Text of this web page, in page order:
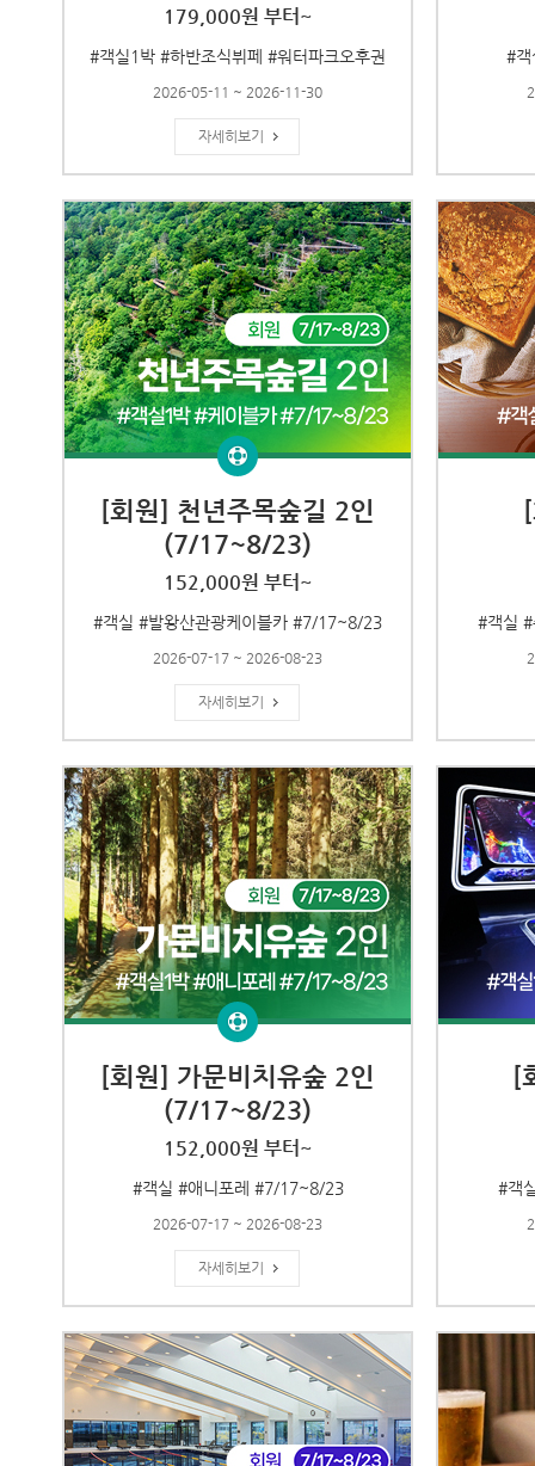
179,000원 부터~
#객실1박 #하반조식뷔페 #워터파크오후권
2026-05-11 ~ 2026-11-30
자세히보기
#
[회원] 천년주목숲길 2인
(7/17~8/23)
152,000원 부터~
#객실 #발왕산관광케이블카 #7/17~8/23
2026-07-17 ~ 2026-08-23
자세히보기
#객실
[회원] 가문비치유숲 2인
(7/17~8/23)
152,000원 부터~
#객실 #애니포레 #7/17~8/23
2026-07-17 ~ 2026-08-23
자세히보기
[
#객